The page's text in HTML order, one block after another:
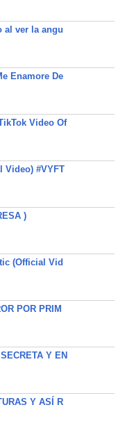
al ver la angu
Enamore De
Video Of
Video) #VYFT
)
(Official Vid
POR PRIM
Y EN
Y ASÍ R